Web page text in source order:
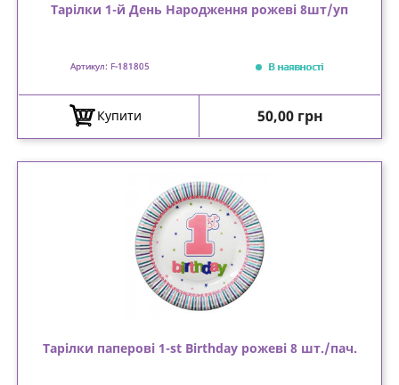
Тарілки 1-й День Народження рожеві 8шт/уп
Артикул: F-181805 В наявності
Купити Ціна
50,00 грн
Тарілки паперові 1-st Birthday рожеві 8 шт./пач.